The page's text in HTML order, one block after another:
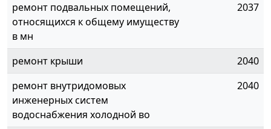
ремонт подвальных помещений,
относящихся к общему имуществу
в мн
2037
ремонт крыши
2040
ремонт внутридомовых
инженерных систем
водоснабжения холодной во
2040